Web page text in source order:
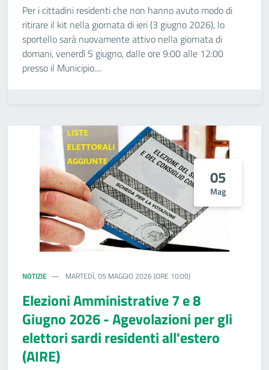
Per i cittadini residenti che non hanno avuto modo di
ritirare il kit nella giornata di ieri (3 giugno 2026), lo
sportello sarà nuovamente attivo nella giornata di
domani, venerdì 5 giugno, dalle ore 9:00 alle 12:00
presso il Municipio....
05
Mag
NOTIZIE MARTEDÌ, 05 MAGGIO 2026 (ORE 10:00)
Elezioni Amministrative 7 e 8
Giugno 2026 - Agevolazioni per gli
elettori sardi residenti all'estero
(AIRE)